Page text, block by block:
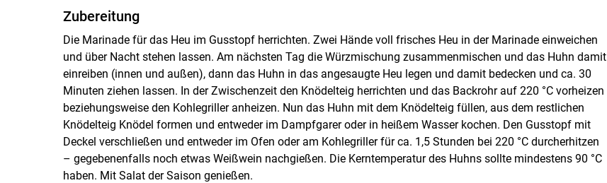
Zubereitung
Die Marinade für das Heu im Gusstopf herrichten. Zwei Hände voll frisches Heu in der Marinade einweichen
und über Nacht stehen lassen. Am nächsten Tag die Würzmischung zusammenmischen und das Huhn damit
einreiben (innen und außen), dann das Huhn in das angesaugte Heu legen und damit bedecken und ca. 30
Minuten ziehen lassen. In der Zwischenzeit den Knödelteig herrichten und das Backrohr auf 220 °C vorheizen
beziehungsweise den Kohlegriller anheizen. Nun das Huhn mit dem Knödelteig füllen, aus dem restlichen
Knödelteig Knödel formen und entweder im Dampfgarer oder in heißem Wasser kochen. Den Gusstopf mit
Deckel verschließen und entweder im Ofen oder am Kohlegriller für ca. 1,5 Stunden bei 220 °C durcherhitzen
– gegebenenfalls noch etwas Weißwein nachgießen. Die Kerntemperatur des Huhns sollte mindestens 90 °C
haben. Mit Salat der Saison genießen.